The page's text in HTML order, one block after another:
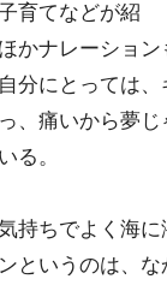
育てなどが紹
かナレーション
分にとっては
、痛いから夢
る。
持ちでよく海に
というのは、な